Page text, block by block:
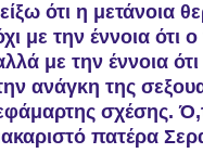
ότι η μετάνοια
με την έννοια ότι ο
με την έννοια
ανάγκη της
σχέσης.
πατέρα